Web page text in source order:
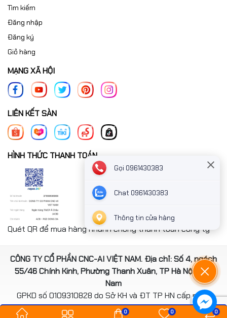
Tìm kiếm
Đăng nhập
Đăng ký
Giỏ hàng
MẠNG XÃ HỘI
LIÊN KẾT SÀN
HÌNH THỨC THANH TOÁN
Quét QR để mua hàng nhanh chóng thanh toán công ty
CÔNG TY CỔ PHẦN CNC-AI VIỆT NAM. Địa chỉ: Số 4, ngách
55/46 Chính Kinh, Phường Thanh Xuân, TP Hà Nội, Việt
Nam
GPKD số 0109310828 do Sở KH và ĐT TP HN cấp ngày
14/08/2020
0 0 0
Gọi 0961430383
Chat 0961430383
Thông tin cửa hàng